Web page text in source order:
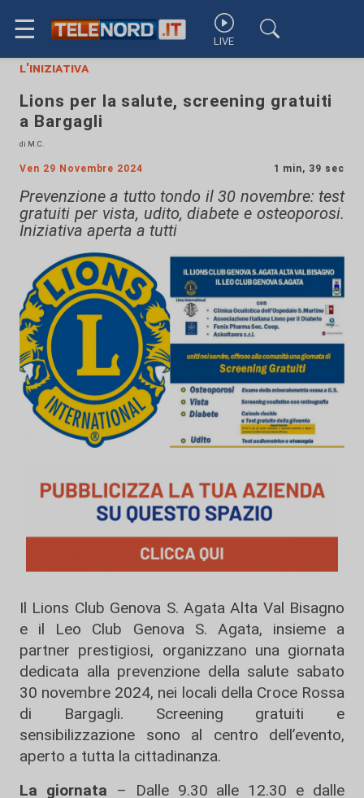
☰ LIVE
l'iniziativa
Lions per la salute, screening gratuiti
a Bargagli
di M.C.
Ven 29 Novembre 2024 1 min, 39 sec
Prevenzione a tutto tondo il 30 novembre: test
gratuiti per vista, udito, diabete e osteoporosi.
Iniziativa aperta a tutti
Il Lions Club Genova S. Agata Alta Val Bisagno
e il Leo Club Genova S. Agata, insieme a
partner prestigiosi, organizzano una giornata
dedicata alla prevenzione della salute sabato
30 novembre 2024, nei locali della Croce Rossa
di Bargagli. Screening gratuiti e
sensibilizzazione sono al centro dell’evento,
aperto a tutta la cittadinanza.
La giornata – Dalle 9.30 alle 12.30 e dalle